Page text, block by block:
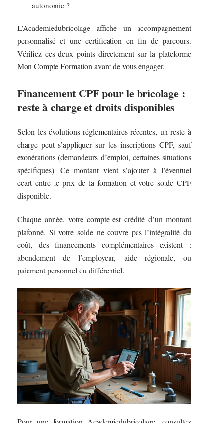
autonomie ?
L’Academiedubricolage affiche un accompagnement
personnalisé et une certification en fin de parcours.
Vérifiez ces deux points directement sur la plateforme
Mon Compte Formation avant de vous engager.
Financement CPF pour le bricolage :
reste à charge et droits disponibles
Selon les évolutions réglementaires récentes, un reste à
charge peut s’appliquer sur les inscriptions CPF, sauf
exonérations (demandeurs d’emploi, certaines situations
spécifiques). Ce montant vient s’ajouter à l’éventuel
écart entre le prix de la formation et votre solde CPF
disponible.
Chaque année, votre compte est crédité d’un montant
plafonné. Si votre solde ne couvre pas l’intégralité du
coût, des financements complémentaires existent :
abondement de l’employeur, aide régionale, ou
paiement personnel du différentiel.